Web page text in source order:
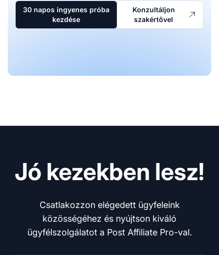
30 napos ingyenes próba
kezdése
Konzultáljon
szakértővel
Jó kezekben lesz!
Csatlakozzon elégedett ügyfeleink
közösségéhez és nyújtson kiváló
ügyfélszolgálatot a Post Affiliate Pro-val.